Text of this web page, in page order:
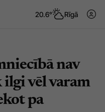
20.6° Rīgā
Pieslēgties
Tēmas
nav
vēl varam
pa